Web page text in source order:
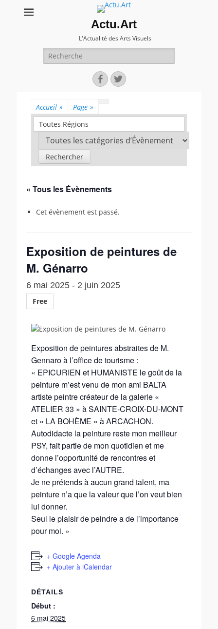
Actu.Art
L'Actualité des Arts Visuels
Recherche
pour:
Facebook
Twitter
Accueil » Page »
Toutes Régions
« Tous les Évènements
Cet évènement est passé.
Exposition de peintures de
M. Génarro
6 mai 2025 - 2 juin 2025
Free
Exposition de peintures abstraites de M.
Gennaro à l’office de tourisme :
« EPICURIEN et HUMANISTE le goût de la
peinture m’est venu de mon ami BALTA
artiste peintre créateur de la galerie «
ATELIER 33 » à SAINTE-CROIX-DU-MONT
et « LA BOHÈME » à ARCACHON.
Autodidacte la peinture reste mon meilleur
PSY, fait partie de mon quotidien et me
donne l’opportunité de rencontres et
d’échanges avec l’AUTRE.
Je ne prétends à aucun grand talent, ma
peinture n’a que la valeur que l’on veut bien
lui donner.
Seul le plaisir de peindre a de l’importance
pour moi. »
+ Google Agenda
+ Ajouter à iCalendar
DÉTAILS
Début :
6 mai 2025